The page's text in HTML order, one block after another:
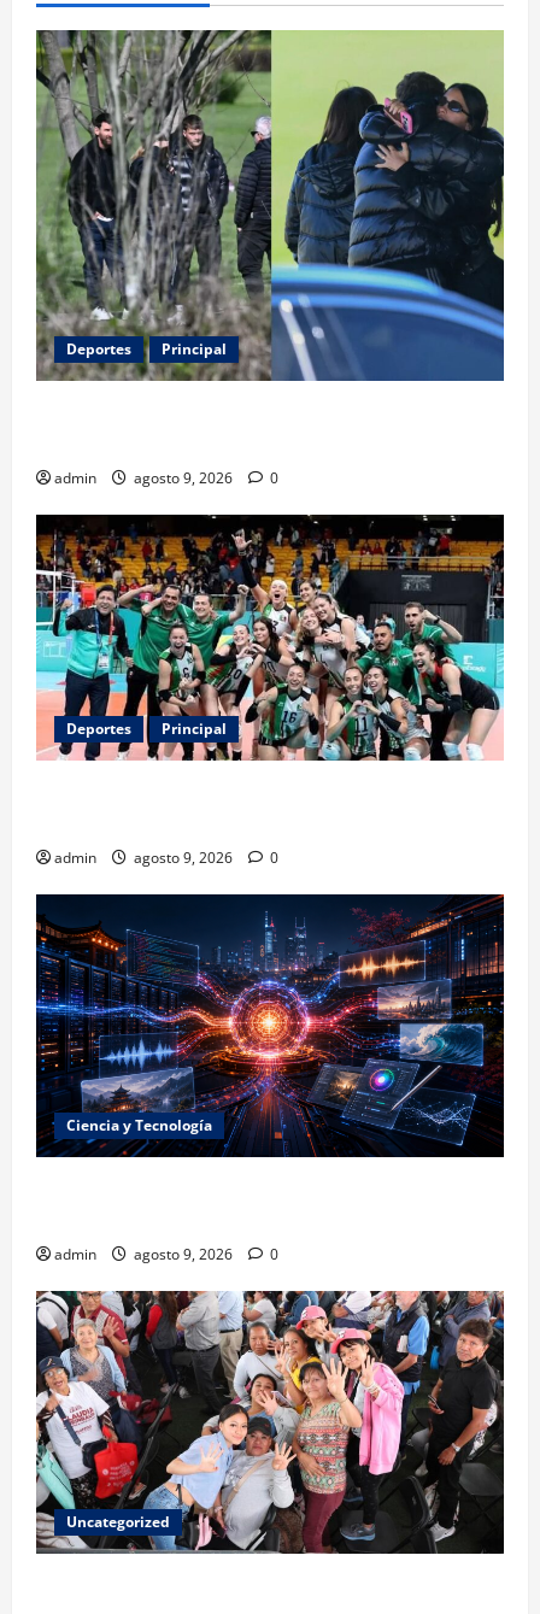
Deportes Principal
admin agosto 9, 2026 0
Deportes Principal
admin agosto 9, 2026 0
Ciencia y Tecnología
admin agosto 9, 2026 0
Uncategorized